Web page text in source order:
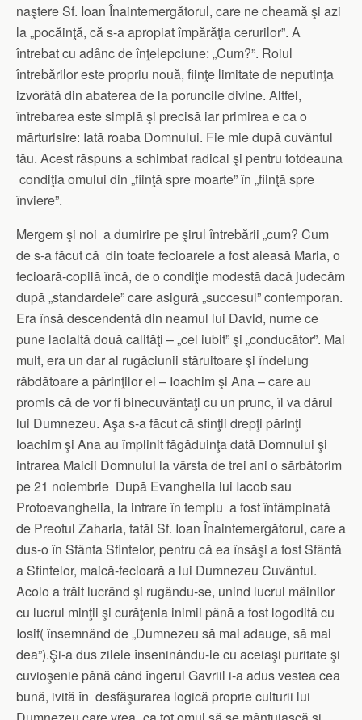
naştere Sf. Ioan Înaintemergătorul, care ne cheamă şi azi
la „pocăinţă, că s-a apropiat împărăţia cerurilor”. A
întrebat cu adânc de înţelepciune: „Cum?”. Roiul
întrebărilor este propriu nouă, fiinţe limitate de neputinţa
izvorâtă din abaterea de la poruncile divine. Altfel,
întrebarea este simplă şi precisă iar primirea e ca o
mărturisire: Iată roaba Domnului. Fie mie după cuvântul
tău. Acest răspuns a schimbat radical şi pentru totdeauna
condiţia omului din „fiinţă spre moarte” în „fiinţă spre
înviere”.
Mergem şi noi a dumirire pe şirul întrebării „cum? Cum
de s-a făcut că din toate fecioarele a fost aleasă Maria, o
fecioară-copilă încă, de o condiţie modestă dacă judecăm
după „standardele” care asigură „succesul” contemporan.
Era însă descendentă din neamul lui David, nume ce
pune laolaltă două calităţi – „cel iubit” şi „conducător”. Mai
mult, era un dar al rugăciunii stăruitoare şi îndelung
răbdătoare a părinţilor ei – Ioachim şi Ana – care au
promis că de vor fi binecuvântaţi cu un prunc, îl va dărui
lui Dumnezeu. Aşa s-a făcut că sfinţii drepţi părinţi
Ioachim şi Ana au împlinit făgăduinţa dată Domnului şi
intrarea Maicii Domnului la vârsta de trei ani o sărbătorim
pe 21 noiembrie După Evanghelia lui Iacob sau
Protoevanghelia, la intrare în templu a fost întâmpinată
de Preotul Zaharia, tatăl Sf. Ioan Înaintemergătorul, care a
dus-o în Sfânta Sfintelor, pentru că ea însăşi a fost Sfântă
a Sfintelor, maică-fecioară a lui Dumnezeu Cuvântul.
Acolo a trăit lucrând şi rugându-se, unind lucrul mâinilor
cu lucrul minţii şi curăţenia inimii până a fost logodită cu
Iosif( însemnând de „Dumnezeu să mai adauge, să mai
dea”).Şi-a dus zilele înseninându-le cu aceiaşi puritate şi
cuvioşenie până când îngerul Gavriil i-a adus vestea cea
bună, ivită în desfăşurarea logică proprie culturii lui